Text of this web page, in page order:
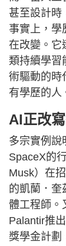
甚至設計時
事實上，學
在改變。它
類持續學習
術驅動的時
有學歷的人
AI正改
多宗實例說
SpaceX的
Musk）在
的凱蘭．奎
體工程師。
Palantir推
獎學金計劃